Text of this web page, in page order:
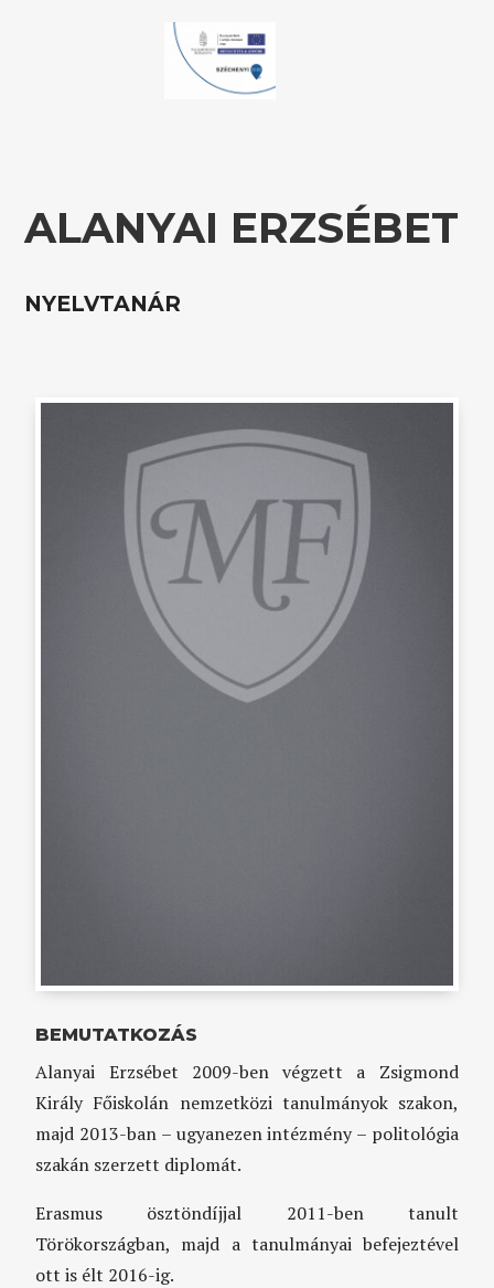
ALANYAI ERZSÉBET
NYELVTANÁR
BEMUTATKOZÁS
Alanyai Erzsébet 2009-ben végzett a Zsigmond
Király Főiskolán nemzetközi tanulmányok szakon,
majd 2013-ban – ugyanezen intézmény – politológia
szakán szerzett diplomát.
Erasmus ösztöndíjjal 2011-ben tanult
Törökországban, majd a tanulmányai befejeztével
ott is élt 2016-ig.